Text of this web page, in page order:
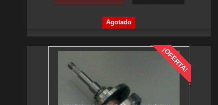
Agotado
¡OFERTA!